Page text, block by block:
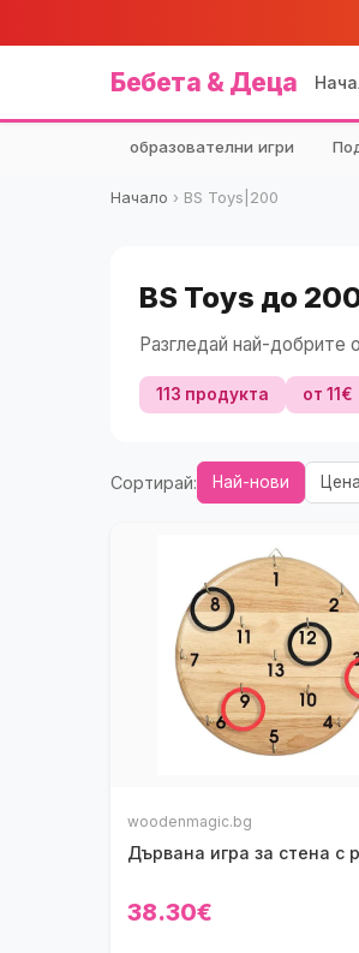
Бебета & Деца
образователни игри
Начало › BS Toys|200
BS Toys до
Разгледай най-добрите
113 продукта от 11€
Сортирай: Най-нови
woodenmagic.bg
Дървана игра за стена с
38.30€